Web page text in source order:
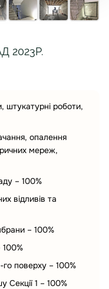
2023Р.
штукатурні роботи,
опалення
мереж,
– 100%
відливів та
– 100%
го поверху – 100%
1 – 100%